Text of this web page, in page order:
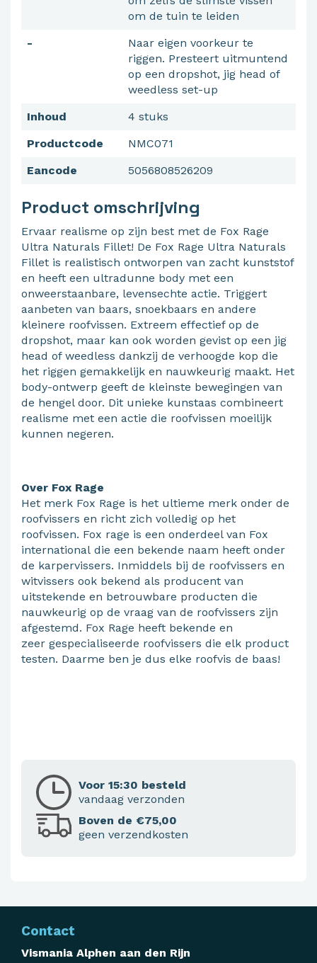
om de tuin te leiden
-
Naar eigen voorkeur te
riggen. Presteert uitmuntend
op een dropshot, jig head of
weedless set-up
Inhoud
4 stuks
Productcode
NMC071
Eancode
5056808526209
Product omschrijving
Ervaar realisme op zijn best met de Fox Rage
Ultra Naturals Fillet! De Fox Rage Ultra Naturals
Fillet is realistisch ontworpen van zacht kunststof
en heeft een ultradunne body met een
onweerstaanbare, levensechte actie. Triggert
aanbeten van baars, snoekbaars en andere
kleinere roofvissen. Extreem effectief op de
dropshot, maar kan ook worden gevist op een jig
head of weedless dankzij de verhoogde kop die
het riggen gemakkelijk en nauwkeurig maakt. Het
body-ontwerp geeft de kleinste bewegingen van
de hengel door. Dit unieke kunstaas combineert
realisme met een actie die roofvissen moeilijk
kunnen negeren.
Over Fox Rage
Het merk Fox Rage is het ultieme merk onder de
roofvissers en richt zich volledig op het
roofvissen. Fox rage is een onderdeel van Fox
international die een bekende naam heeft onder
de karpervissers. Inmiddels bij de roofvissers en
witvissers ook bekend als producent van
uitstekende en betrouwbare producten die
nauwkeurig op de vraag van de roofvissers zijn
afgestemd. Fox Rage heeft bekende en
zeer gespecialiseerde roofvissers die elk product
testen. Daarme ben je dus elke roofvis de baas!
Voor 15:30 besteld
vandaag verzonden
Boven de €75,00
geen verzendkosten
Contact
Vismania Alphen aan den Rijn